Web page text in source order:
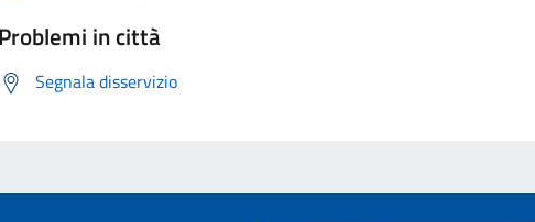
Problemi in città
Segnala disservizio